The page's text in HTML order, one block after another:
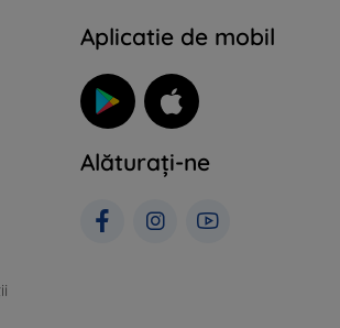
Aplicatie de mobil
Alăturați-ne